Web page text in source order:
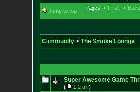
Jump to top Pages: < First| < Back
Community> The Smoke Lounge
Super Awesome Game
( 1 2 all)